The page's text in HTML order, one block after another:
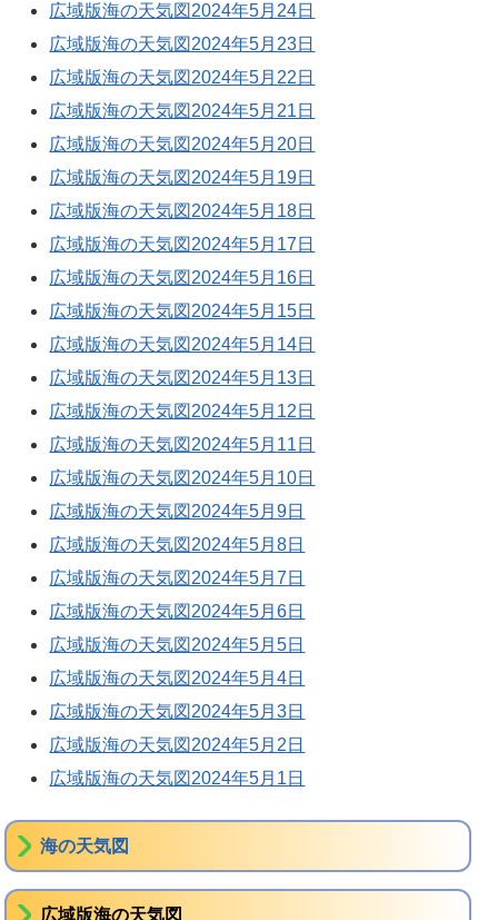
広域版海の天気図2024年5月24日
広域版海の天気図2024年5月23日
広域版海の天気図2024年5月22日
広域版海の天気図2024年5月21日
広域版海の天気図2024年5月20日
広域版海の天気図2024年5月19日
広域版海の天気図2024年5月18日
広域版海の天気図2024年5月17日
広域版海の天気図2024年5月16日
広域版海の天気図2024年5月15日
広域版海の天気図2024年5月14日
広域版海の天気図2024年5月13日
広域版海の天気図2024年5月12日
広域版海の天気図2024年5月11日
広域版海の天気図2024年5月10日
広域版海の天気図2024年5月9日
広域版海の天気図2024年5月8日
広域版海の天気図2024年5月7日
広域版海の天気図2024年5月6日
広域版海の天気図2024年5月5日
広域版海の天気図2024年5月4日
広域版海の天気図2024年5月3日
広域版海の天気図2024年5月2日
広域版海の天気図2024年5月1日
海の天気図
広域版海の天気図